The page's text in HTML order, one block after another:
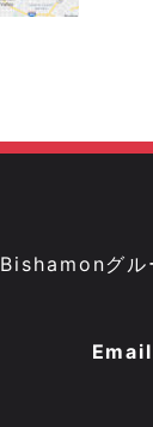
Bishamonグル
Email